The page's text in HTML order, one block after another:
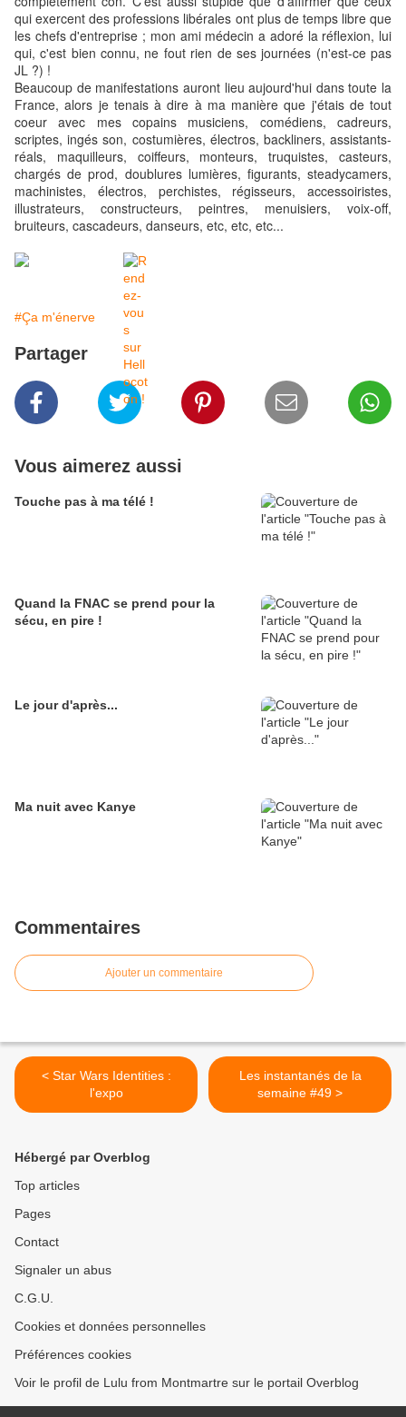
qui exercent des professions libérales ont plus de temps libre que
les chefs d'entreprise ; mon ami médecin a adoré la réflexion, lui
qui, c'est bien connu, ne fout rien de ses journées (n'est-ce pas
JL ?) !
Beaucoup de manifestations auront lieu aujourd'hui dans toute la
France, alors je tenais à dire à ma manière que j'étais de tout
coeur avec mes copains musiciens, comédiens, cadreurs,
scriptes, ingés son, costumières, électros, backliners, assistants-
réals, maquilleurs, coiffeurs, monteurs, truquistes, casteurs,
chargés de prod, doublures lumières, figurants, steadycamers,
machinistes, électros, perchistes, régisseurs, accessoiristes,
illustrateurs, constructeurs, peintres, menuisiers, voix-off,
bruiteurs, cascadeurs, danseurs, etc, etc, etc...
#Ça m'énerve
Partager
Vous aimerez aussi
Touche pas à ma télé !
Quand la FNAC se prend pour la
sécu, en pire !
Le jour d'après...
Ma nuit avec Kanye
Commentaires
Ajouter un commentaire
< Star Wars Identities :
l'expo
Les instantanés de la
semaine #49 >
Hébergé par Overblog
Top articles
Pages
Contact
Signaler un abus
C.G.U.
Cookies et données personnelles
Préférences cookies
Voir le profil de Lulu from Montmartre sur le portail Overblog